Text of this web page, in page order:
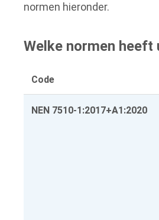
normen hieronder.
Welke normen heeft
Code
NEN 7510-1:2017+A1:2020